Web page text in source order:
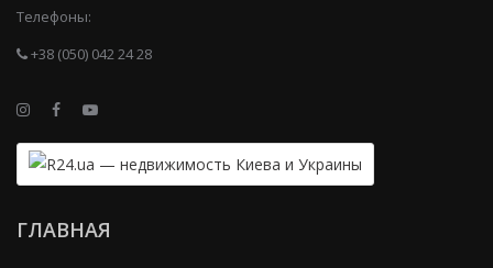
Телефоны:
+38 (050) 042 24 28
ГЛАВНАЯ